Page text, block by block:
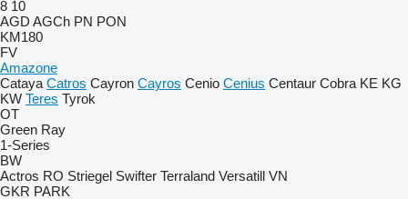
8 10
AGD AGCh PN PON
KM180
FV
Amazone
Cataya Catros Cayron Cayros Cenio Cenius Centaur Cobra KE KG
KW Teres Tyrok
OT
Green Ray
1-Series
BW
Actros RO Striegel Swifter Terraland Versatill VN
GKR PARK